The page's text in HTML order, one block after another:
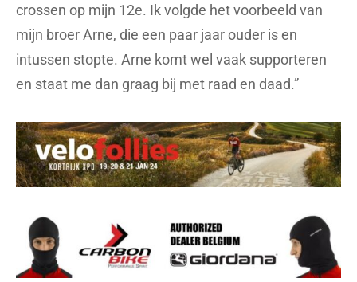
crossen op mijn 12e. Ik volgde het voorbeeld van
mijn broer Arne, die een paar jaar ouder is en
intussen stopte. Arne komt wel vaak supporteren
en staat me dan graag bij met raad en daad.”